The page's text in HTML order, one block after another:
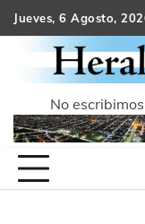
Skip
to
content
Jueves, 6 Agosto,
No